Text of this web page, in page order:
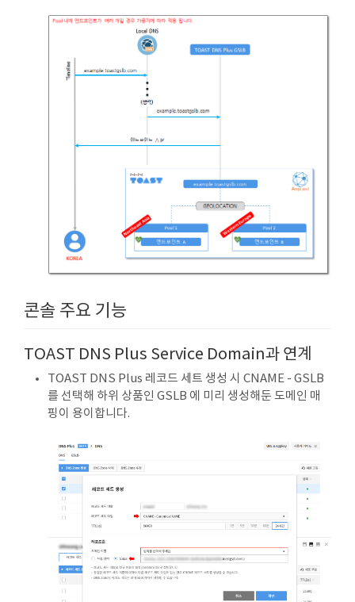
콘솔 주요 기능
TOAST DNS Plus Service Domain과 연계
TOAST DNS Plus 레코드 세트 생성 시 CNAME - GSLB
를 선택해 하위 상품인 GSLB 에 미리 생성해둔 도메인 매
핑이 용이합니다.